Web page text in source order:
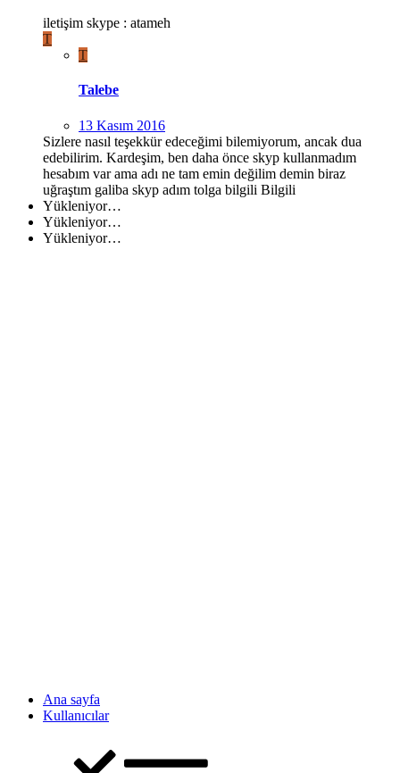
iletişim skype : atameh
T
T
Talebe
13 Kasım 2016
Sizlere nasıl teşekkür edeceğimi bilemiyorum, ancak dua
edebilirim. Kardeşim, ben daha önce skyp kullanmadım
hesabım var ama adı ne tam emin değilim demin biraz
uğraştım galiba skyp adım tolga bilgili Bilgili
Yükleniyor…
Yükleniyor…
Yükleniyor…
Ana sayfa
Kullanıcılar